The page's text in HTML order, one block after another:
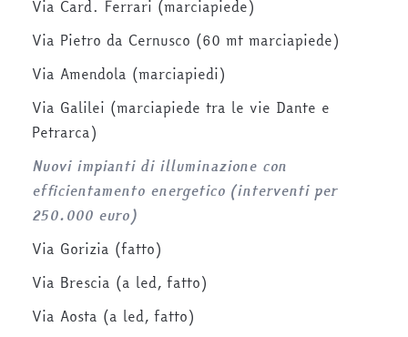
Via Card. Ferrari (marciapiede)
Via Pietro da Cernusco (60 mt marciapiede)
Via Amendola (marciapiedi)
Via Galilei (marciapiede tra le vie Dante e
Petrarca)
Nuovi impianti di illuminazione con
efficientamento energetico (interventi per
250.000 euro)
Via Gorizia (fatto)
Via Brescia (a led, fatto)
Via Aosta (a led, fatto)